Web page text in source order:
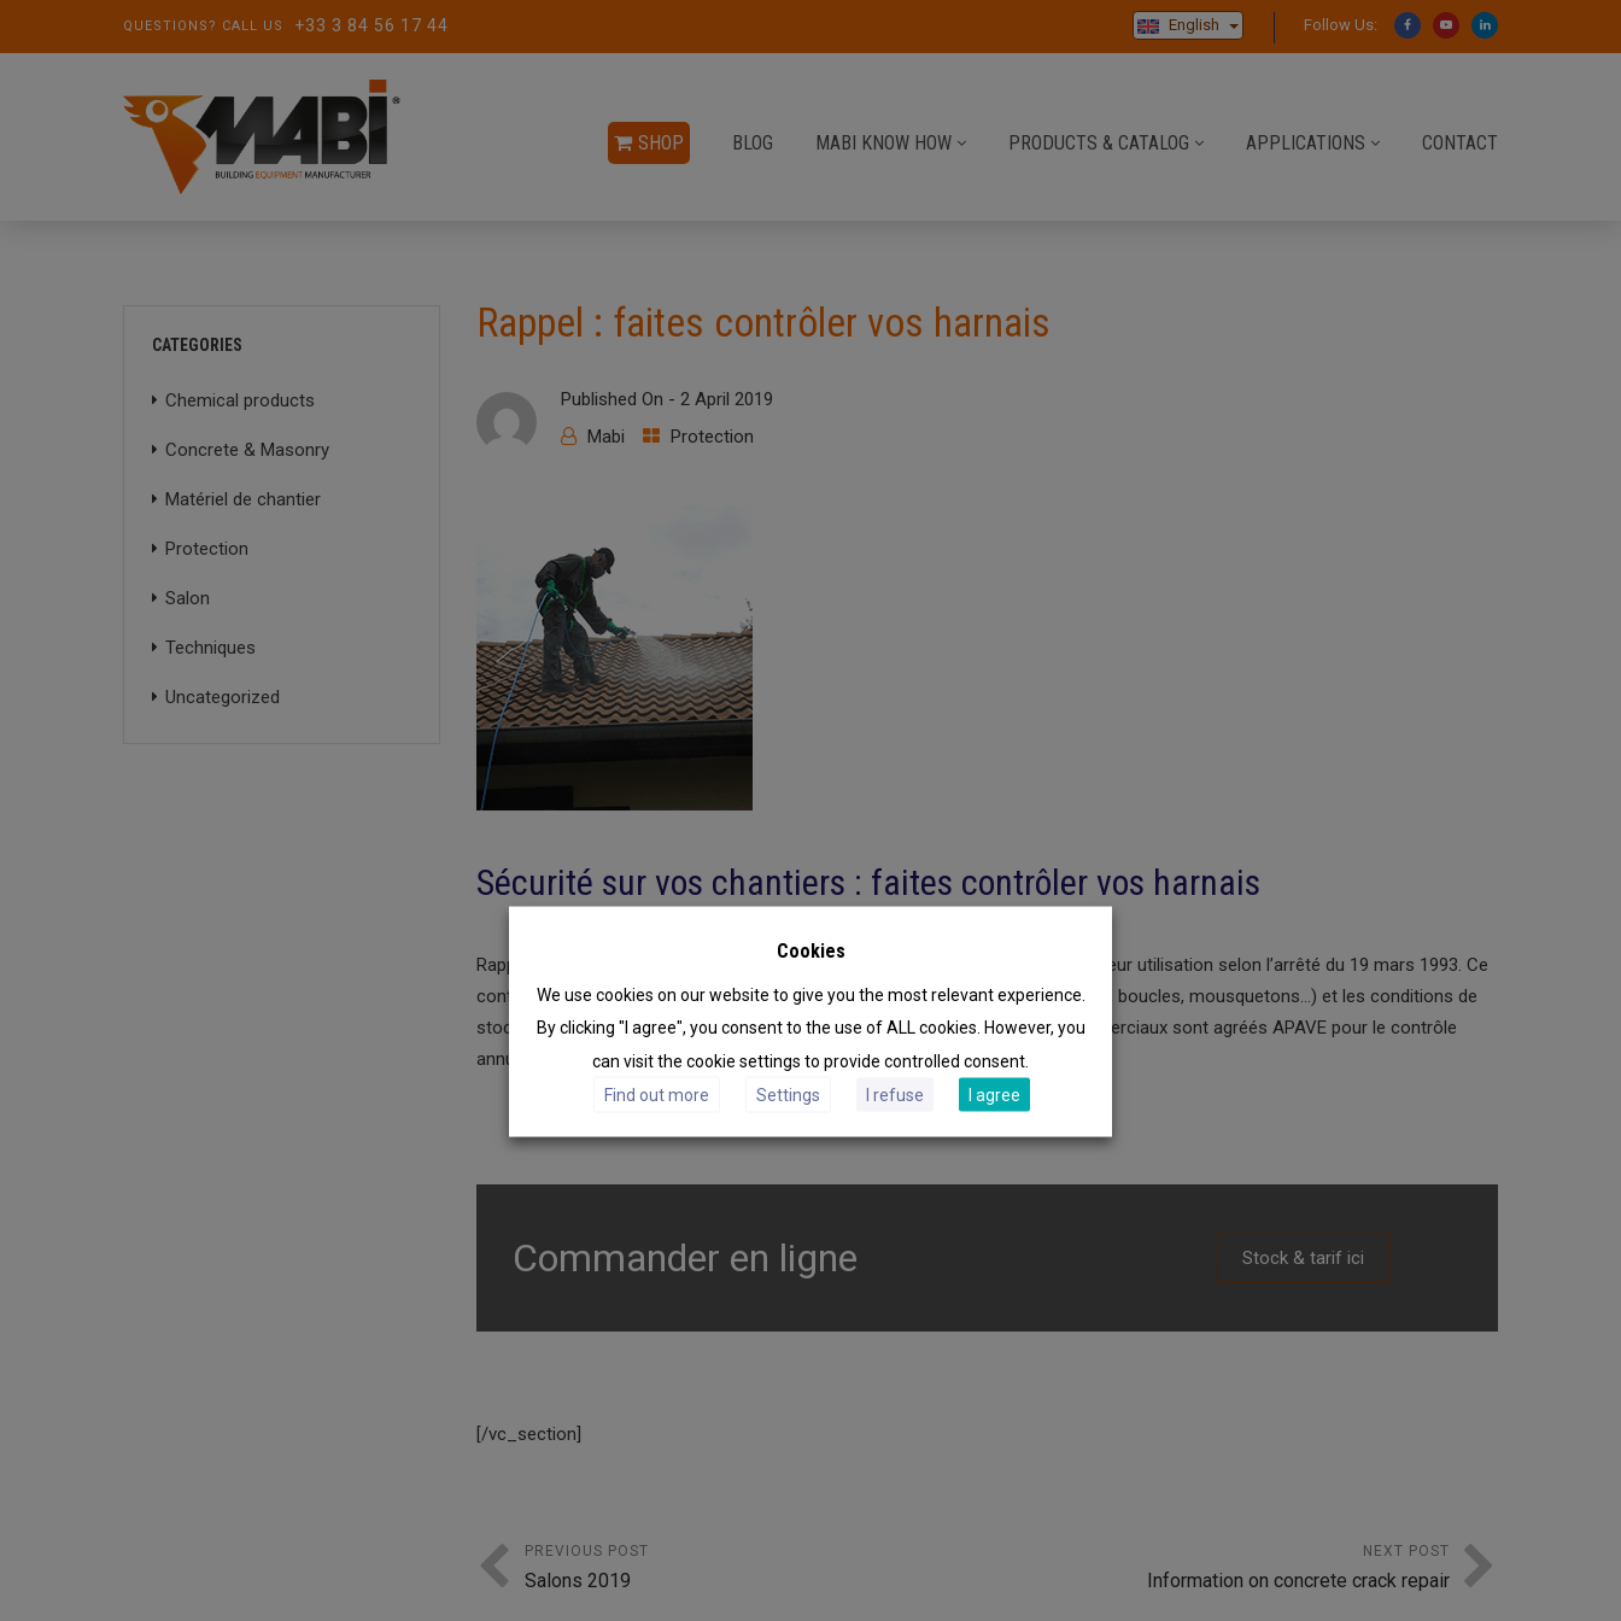
QUESTIONS? CALL US +33 3 84 56 17 44 English Follow Us:
SHOP BLOG MABI KNOW HOW PRODUCTS & CATALOG APPLICATIONS CONTACT
Rappel : faites contrôler vos harnais
Published On - 2 April 2019
Mabi
Protection
Sécurité sur vos chantiers : faites contrôler vos harnais
Rappel : les harnais anti-chute doivent être vérifiés dans les 12 mois précédant leur utilisation selon l’arrêté du 19 mars 1993. Ce
contrôle porte sur l’état général des coutures et des modes de fixation (sangles, boucles, mousquetons…) et les conditions de
stockage (devant être conformes aux préconisations constructeur). Nos commerciaux sont agréés APAVE pour le contrôle
annuel de vos harnais MABI
Commander en ligne Stock & tarif ici
[/vc_section]
PREVIOUS POST
Salons 2019
NEXT POST
Information on concrete crack repair
CATEGORIES
Chemical products
Concrete & Masonry
Matériel de chantier
Protection
Salon
Techniques
Uncategorized
Cookies
We use cookies on our website to give you the most relevant experience.
By clicking "I agree", you consent to the use of ALL cookies. However, you
can visit the cookie settings to provide controlled consent.
Find out more
Settings I refuse I agree